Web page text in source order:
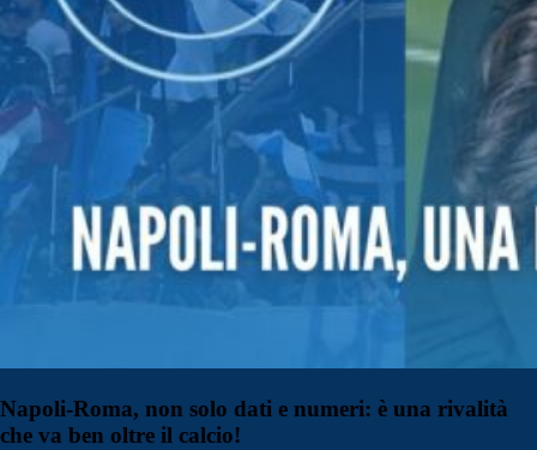
Napoli-Roma, non solo dati e numeri: è una rivalità
che va ben oltre il calcio!